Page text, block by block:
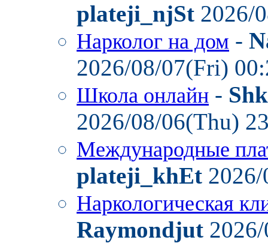
plateji_njSt 2026/
Нарколог на дом -
2026/08/07(Fri)
Школа онлайн -
2026/08/06(Thu)
Международные
plateji_khEt
Наркологическая
Raymondjut